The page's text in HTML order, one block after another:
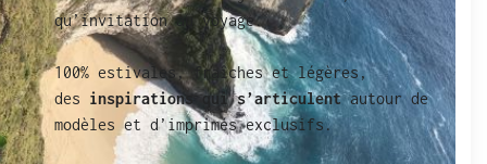
qu’invitation au voyage.
100% estivales, fraîches et légères,
des inspirations qui s’articulentautour de
modèles et d’imprimés exclusifs.